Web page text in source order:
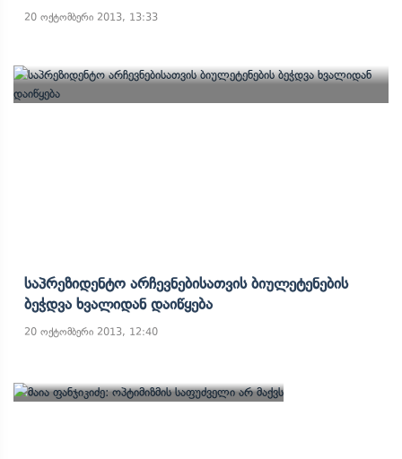
20 ოქტომბერი 2013, 13:33
Საპრეზიდენტო Არჩევნებისათვის Ბიულეტენების
Ბეჭდვა Ხვალიდან Დაიწყება
20 ოქტომბერი 2013, 12:40